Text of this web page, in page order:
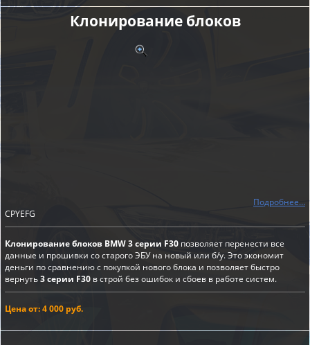
Клонирование блоков
Подробнее...
CPYEFG
Клонирование блоков BMW 3 серии F30 позволяет перенести все
данные и прошивки со старого ЭБУ на новый или б/у. Это экономит
деньги по сравнению с покупкой нового блока и позволяет быстро
вернуть3 серии F30 в строй без ошибок и сбоев в работе систем.
Цена от: 4 000 руб.